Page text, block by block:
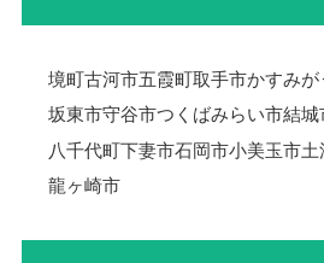
境町古河市五霞町取手市かすみが
坂東市守谷市つくばみらい市結城
八千代町下妻市石岡市小美玉市土
龍ヶ崎市